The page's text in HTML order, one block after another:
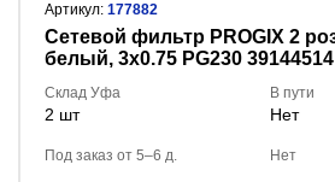
Артикул: 177882
Сетевой фильтр PROGIX 2
белый, 3x0.75 PG230 39144514
Склад Уфа
2 шт
В пути
Нет
Под заказ от 5–6 д. Нет